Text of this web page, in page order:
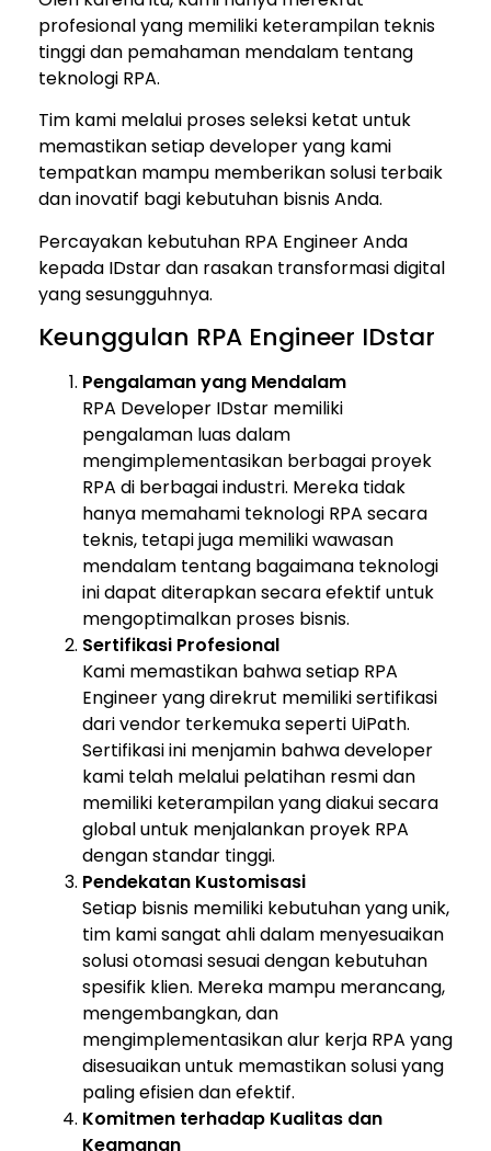
profesional yang memiliki keterampilan teknis
tinggi dan pemahaman mendalam tentang
teknologi RPA.
Tim kami melalui proses seleksi ketat untuk
memastikan setiap developer yang kami
tempatkan mampu memberikan solusi terbaik
dan inovatif bagi kebutuhan bisnis Anda.
Percayakan kebutuhan RPA Engineer Anda
kepada IDstar dan rasakan transformasi digital
yang sesungguhnya.
Keunggulan RPA Engineer IDstar
Pengalaman yang Mendalam
RPA Developer IDstar memiliki
pengalaman luas dalam
mengimplementasikan berbagai proyek
RPA di berbagai industri. Mereka tidak
hanya memahami teknologi RPA secara
teknis, tetapi juga memiliki wawasan
mendalam tentang bagaimana teknologi
ini dapat diterapkan secara efektif untuk
mengoptimalkan proses bisnis.
Sertifikasi Profesional
Kami memastikan bahwa setiap RPA
Engineer yang direkrut memiliki sertifikasi
dari vendor terkemuka seperti UiPath.
Sertifikasi ini menjamin bahwa developer
kami telah melalui pelatihan resmi dan
memiliki keterampilan yang diakui secara
global untuk menjalankan proyek RPA
dengan standar tinggi.
Pendekatan Kustomisasi
Setiap bisnis memiliki kebutuhan yang unik,
tim kami sangat ahli dalam menyesuaikan
solusi otomasi sesuai dengan kebutuhan
spesifik klien. Mereka mampu merancang,
mengembangkan, dan
mengimplementasikan alur kerja RPA yang
disesuaikan untuk memastikan solusi yang
paling efisien dan efektif.
Komitmen terhadap Kualitas dan
Keamanan